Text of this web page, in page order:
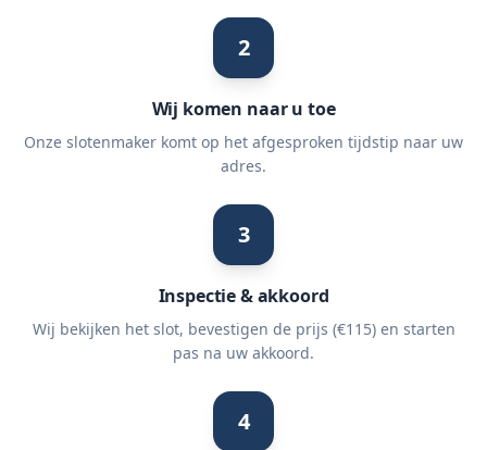
2
Wij komen naar u toe
Onze slotenmaker komt op het afgesproken tijdstip naar uw
adres.
3
Inspectie & akkoord
Wij bekijken het slot, bevestigen de prijs (€115) en starten
pas na uw akkoord.
4